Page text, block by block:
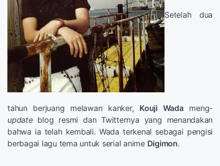
Setelah dua
tahun berjuang melawan kanker, Kouji Wadameng-
updateblog resmi dan Twitternya yang menandakan
bahwa ia telah kembali. Wada terkenal sebagai pengisi
berbagai lagu tema untuk serial anime Digimon.